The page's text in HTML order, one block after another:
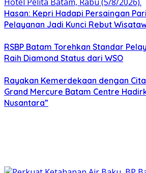
Hasan: Kepri Hadapi Persaingan
Pelayanan Jadi Kunci Rebut
RSBP Batam Torehkan Standar
Raih Diamond Status dari WSO
Rayakan Kemerdekaan dengan
Grand Mercure Batam Centre
Nusantara”